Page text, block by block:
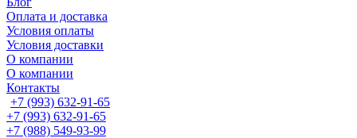
Оплата и доставка
Условия оплаты
Условия доставки
О компании
О компании
Контакты
+7 (993) 632-91-65
+7 (993) 632-91-65
+7 (988) 549-93-99